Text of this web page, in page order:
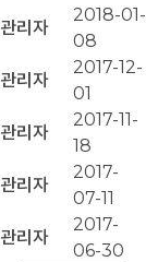
관리자
2018-01-
08
관리자
2017-12-
01
관리자
2017-11-
18
관리자
2017-
07-11
관리자
2017-
06-30